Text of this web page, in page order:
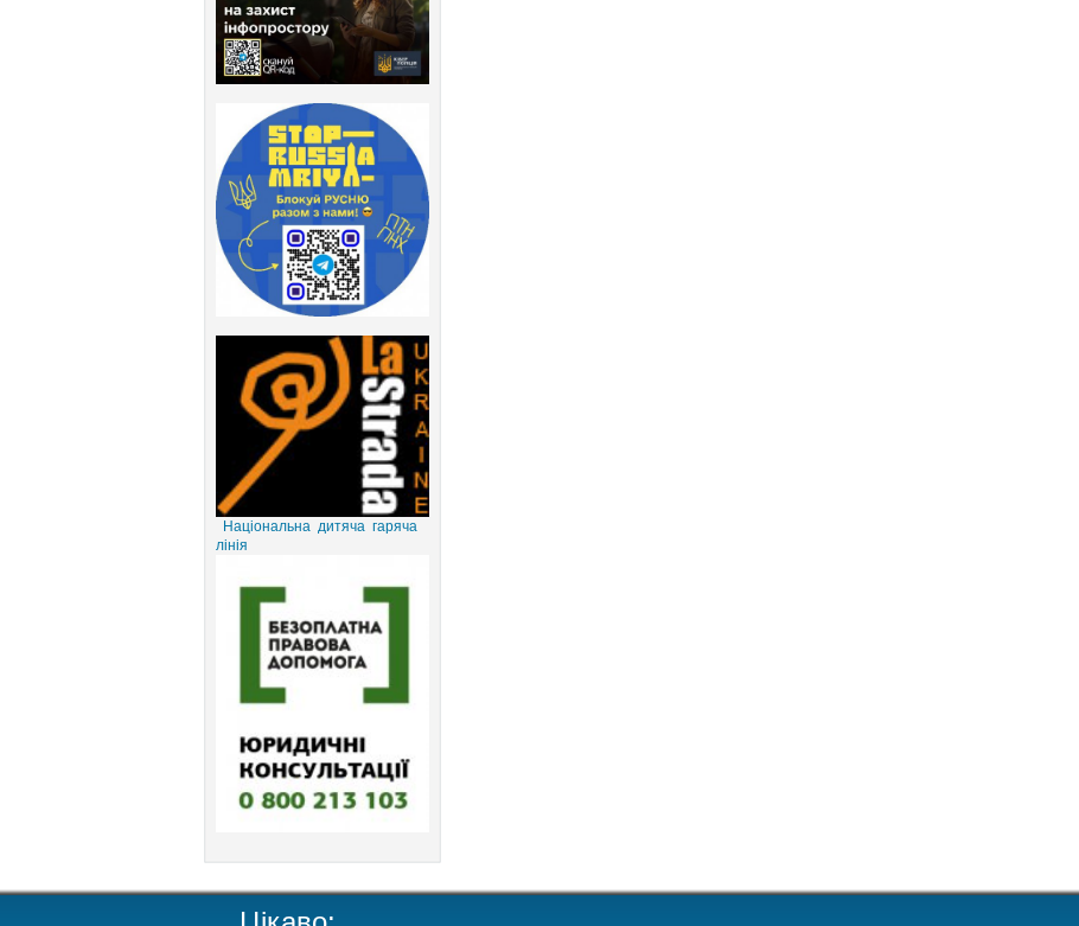
Національна дитяча гаряча
лінія